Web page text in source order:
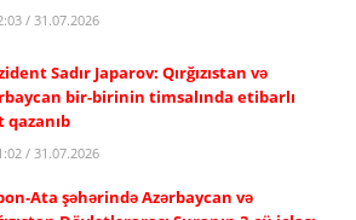
/ 31.07.2026
Sadır Japarov: Qırğızıstan və
bir-birinin timsalında etibarlı
qazanıb
/ 31.07.2026
Ata şəhərində Azərbaycan və